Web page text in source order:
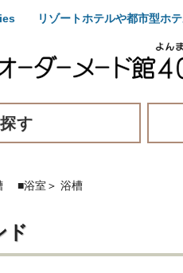
ゾートホテルや都市型ホテル
す
■浴室 ＞ 浴槽
ド